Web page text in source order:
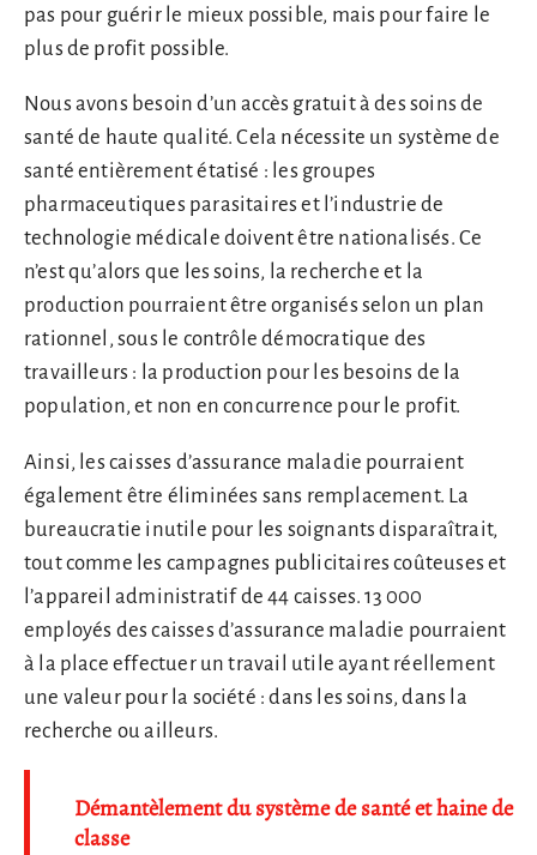
pas pour guérir le mieux possible, mais pour faire le
plus de profit possible.
Nous avons besoin d’un accès gratuit à des soins de
santé de haute qualité. Cela nécessite un système de
santé entièrement étatisé : les groupes
pharmaceutiques parasitaires et l’industrie de
technologie médicale doivent être nationalisés. Ce
n’est qu’alors que les soins, la recherche et la
production pourraient être organisés selon un plan
rationnel, sous le contrôle démocratique des
travailleurs : la production pour les besoins de la
population, et non en concurrence pour le profit.
Ainsi, les caisses d’assurance maladie pourraient
également être éliminées sans remplacement. La
bureaucratie inutile pour les soignants disparaîtrait,
tout comme les campagnes publicitaires coûteuses et
l’appareil administratif de 44 caisses. 13 000
employés des caisses d’assurance maladie pourraient
à la place effectuer un travail utile ayant réellement
une valeur pour la société : dans les soins, dans la
recherche ou ailleurs.
Démantèlement du système de santé et haine de
classe